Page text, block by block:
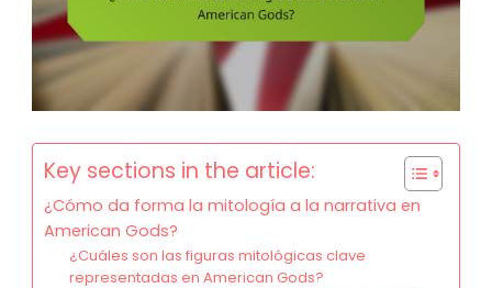
Key sections in the article:
¿Cómo da forma la mitología a la narrativa en
American Gods?
¿Cuáles son las figuras mitológicas clave
representadas en American Gods?